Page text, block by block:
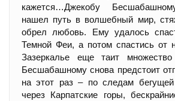
кажется…Джекобу
нашел путь в волшебный мир,
обрел любовь. Ему удалось
Темной Феи, а потом спастись от
Зазеркалье еще таит
Бесшабашному снова предстоит
на этот раз – по следам
через Карпатские горы,